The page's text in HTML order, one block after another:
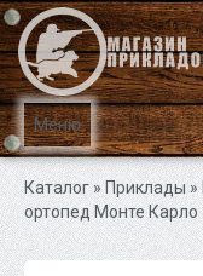
Меню
Каталог» Приклады »
ортопед Монте Карло